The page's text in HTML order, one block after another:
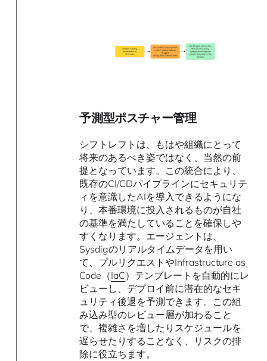
予測型ポスチャー管理
シフトレフトは、もはや組織にとって
将来のあるべき姿ではなく、当然の前
提となっています。この統合により、
既存のCI/CDパイプラインにセキュリテ
ィを意識したAIを導入できるようにな
り、本番環境に投入されるものが自社
の基準を満たしていることを確保しや
すくなります。エージェントは、
Sysdigのリアルタイムデータを用い
て、プルリクエストやInfrastructure as
Code（IaC）テンプレートを自動的にレ
ビューし、デプロイ前に潜在的なセキ
ュリティ後退を予測できます。この組
み込み型のレビュー層が加わること
で、複雑さを増したりスケジュールを
遅らせたりすることなく、リスクの排
除に役立ちます。